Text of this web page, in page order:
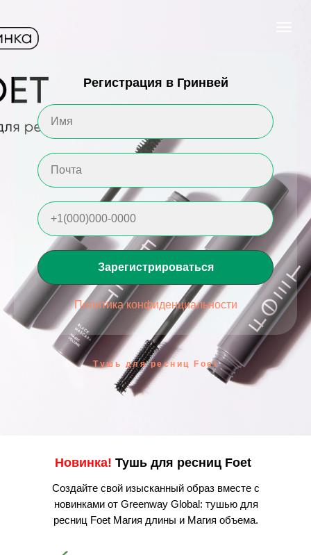
Регистрация в Гринвей
Зарегистрироваться
Политика конфиденциальности
Тушь для ресниц Foet
Новинка! Тушь для ресниц Foet
Создайте свой изысканный образ вместе с
новинками от Greenway Global: тушью для
ресниц Foet Магия длины и Магия объема.